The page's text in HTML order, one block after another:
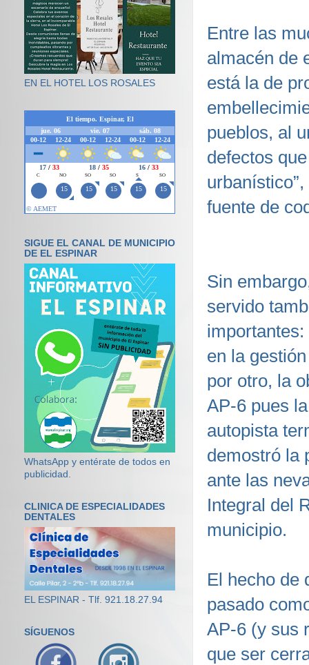
Entre las
almacén de
está la de
pueblos, al
defectos
fuente de
Sin
servido
en la
por otro, la
AP-6 pues
autopista
demostró la
ante las
Integral del
municipio.
El hecho de
pasado
AP-6 (y sus
que ser
EN EL HOTEL LOS ROSALES
SIGUE EL CANAL DE MUNICIPIO
DE EL ESPINAR
WhatsApp y entérate de todos en
publicidad.
CLINICA DE ESPECIALIDADES
DENTALES
EL ESPINAR - Tlf. 921.18.27.94
SÍGUENOS